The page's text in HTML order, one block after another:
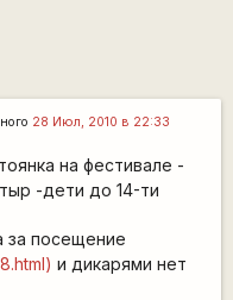
28 Июл, 2010 в 22:33
на фестивале -
-дети до 14-ти
за посещение
и дикарями нет